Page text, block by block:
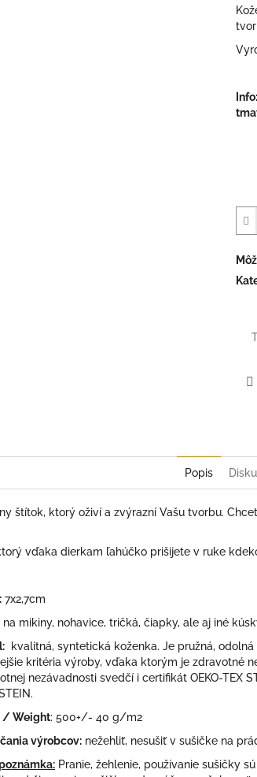
Popis
štítok, ktorý oživí a zvýrazní Vašu tvorbu.
vďaka dierkam ľahúčko prišijete v ruke
7x2,7cm
mikiny, nohavice, tričká, čiapky, ale aj iné
kvalitná, syntetická koženka. Je pružná,
kritéria výroby, vďaka ktorým je zdravotné
nezávadnosti svedčí i certifikát OEKO-TEX
/ Weight: 500+/- 40 g/m2
výrobcov: nežehliť, nesušiť v sušičke na
Pranie, žehlenie, používanie sušičky